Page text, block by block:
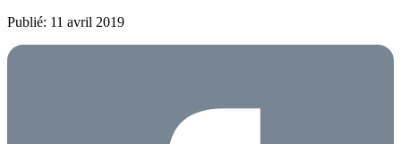
Publié: 11 avril 2019